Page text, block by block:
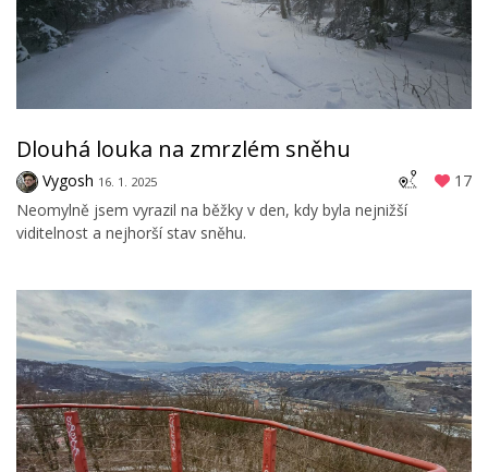
Dlouhá louka na zmrzlém sněhu
Vygosh 16. 1. 2025
17
Neomylně jsem vyrazil na běžky v den, kdy byla nejnižší
viditelnost a nejhorší stav sněhu.